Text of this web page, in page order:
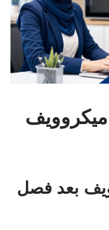
ميكروويف
بعد فصل